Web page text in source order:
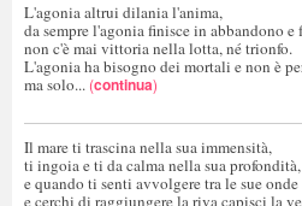
L'agonia altrui dilania l'anima,
da sempre l'agonia finisce in abbandono e
non c'è mai vittoria nella lotta, né trionfo.
L'agonia ha bisogno dei mortali e non è
ma solo... (continua)
Il mare ti trascina nella sua immensità,
ti ingoia e ti da calma nella sua profondità,
e quando ti senti avvolgere tra le sue onde
e cerchi di raggiungere la riva capisci la